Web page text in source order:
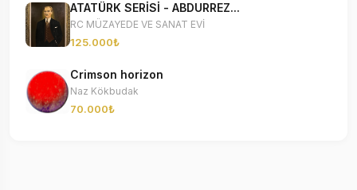
ATATÜRK SERİSİ - ABDURREZ...
RC MÜZAYEDE VE SANAT EVİ
125.000₺
Crimson horizon
Naz Kökbudak
70.000₺